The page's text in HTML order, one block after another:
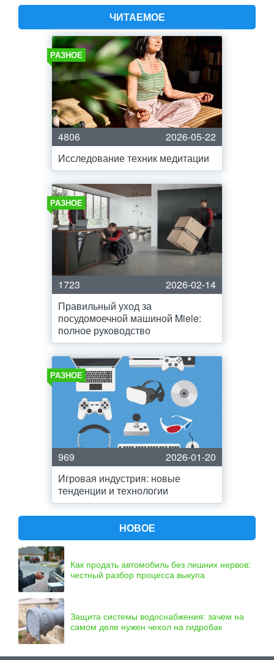
ЧИТАЕМОЕ
РАЗНОЕ
4806
2026-05-22
Исследование техник медитации
РАЗНОЕ
1723
2026-02-14
Правильный уход за
посудомоечной машиной Miele:
полное руководство
РАЗНОЕ
969
2026-01-20
Игровая индустрия: новые
тенденции и технологии
НОВОЕ
Как продать автомобиль без лишних нервов:
честный разбор процесса выкупа
Защита системы водоснабжения: зачем на
самом деле нужен чехол на гидробак